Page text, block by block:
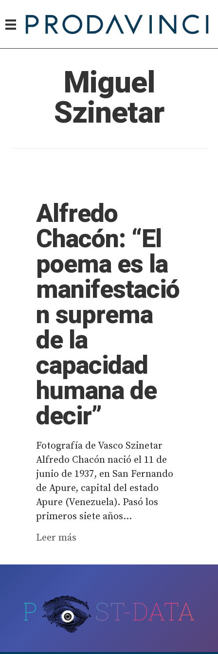
Miguel
Szinetar
Alfredo
Chacón: “El
poema es la
manifestació
n suprema
de la
capacidad
humana de
decir”
Fotografía de Vasco Szinetar
Alfredo Chacón nació el 11 de
junio de 1937, en San Fernando
de Apure, capital del estado
Apure (Venezuela). Pasó los
primeros siete años...
Leer más
P ST-DATA